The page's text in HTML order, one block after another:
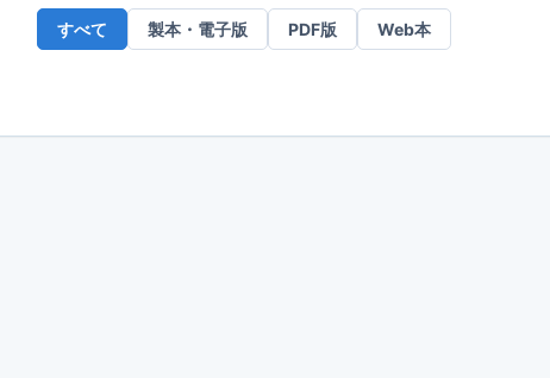
ド
レ
すべて 製本・電子版 PDF版 Web本